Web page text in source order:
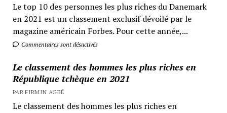
Le top 10 des personnes les plus riches du Danemark
en 2021 est un classement exclusif dévoilé par le
magazine américain Forbes. Pour cette année,...
Commentaires sont désactivés
Le classement des hommes les plus riches en
République tchèque en 2021
PAR FIRMIN AGBÉ
Le classement des hommes les plus riches en